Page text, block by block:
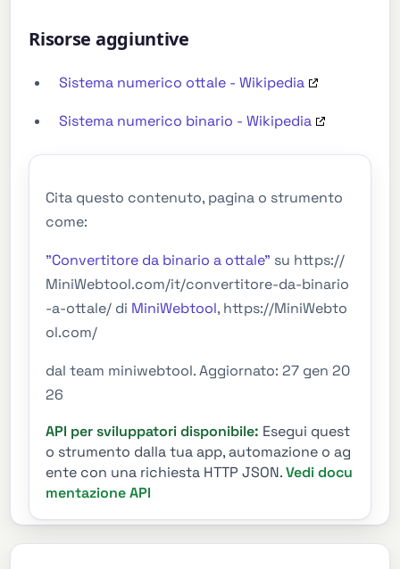
Risorse aggiuntive
Sistema numerico ottale - Wikipedia
Sistema numerico binario - Wikipedia
Cita questo contenuto, pagina o strumento
come:
"Convertitore da binario a ottale" su https://
MiniWebtool.com/it/convertitore-da-binario
-a-ottale/ di MiniWebtool, https://MiniWebto
ol.com/
dal team miniwebtool. Aggiornato: 27 gen 20
26
API per sviluppatori disponibile: Esegui quest
o strumento dalla tua app, automazione o ag
ente con una richiesta HTTP JSON. Vedi docu
mentazione API